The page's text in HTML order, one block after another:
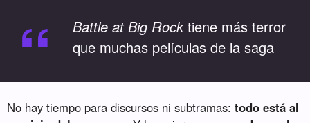
“ Battle at Big Rocktiene más terror
que muchas películas de la saga
No hay tiempo para discursos ni subtramas:todo está al